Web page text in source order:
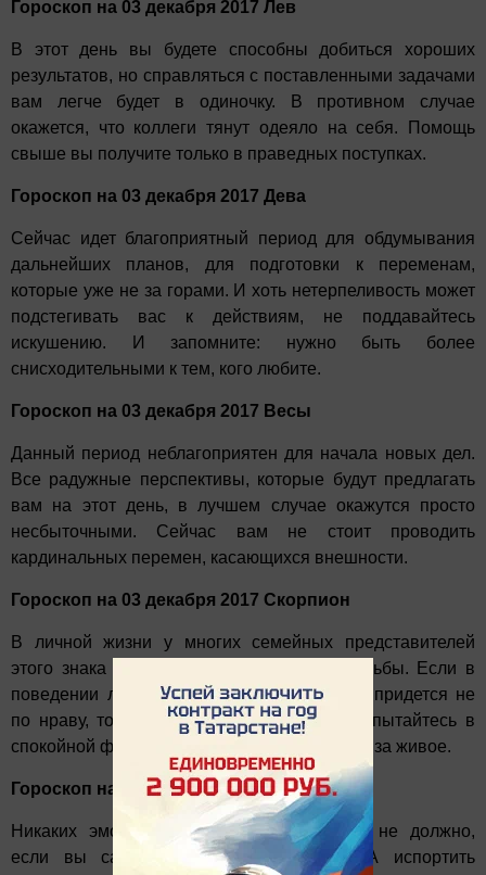
Гороскоп на 03 декабря 2017 Лев
В этот день вы будете способны добиться хороших
результатов, но справляться с поставленными задачами
вам легче будет в одиночку. В противном случае
окажется, что коллеги тянут одеяло на себя. Помощь
свыше вы получите только в праведных поступках.
Гороскоп на 03 декабря 2017 Дева
Сейчас идет благоприятный период для обдумывания
дальнейших планов, для подготовки к переменам,
которые уже не за горами. И хоть нетерпеливость может
подстегивать вас к действиям, не поддавайтесь
искушению. И запомните: нужно быть более
снисходительными к тем, кого любите.
Гороскоп на 03 декабря 2017 Весы
Данный период неблагоприятен для начала новых дел.
Все радужные перспективы, которые будут предлагать
вам на этот день, в лучшем случае окажутся просто
несбыточными. Сейчас вам не стоит проводить
кардинальных перемен, касающихся внешности.
Гороскоп на 03 декабря 2017 Скорпион
В личной жизни у многих семейных представителей
этого знака этот день будет периодом борьбы. Если в
поведении любимого человека вам что-то придется не
по нраву, то не уходите в себя. Лучше попытайтесь в
спокойной форме объяснить, что задело вас за живое.
Гороскоп на 03 декабря 2017 Стрелец
Никаких эмоциональных всплесков быть не должно,
если вы сами их себе не устроите. А испортить